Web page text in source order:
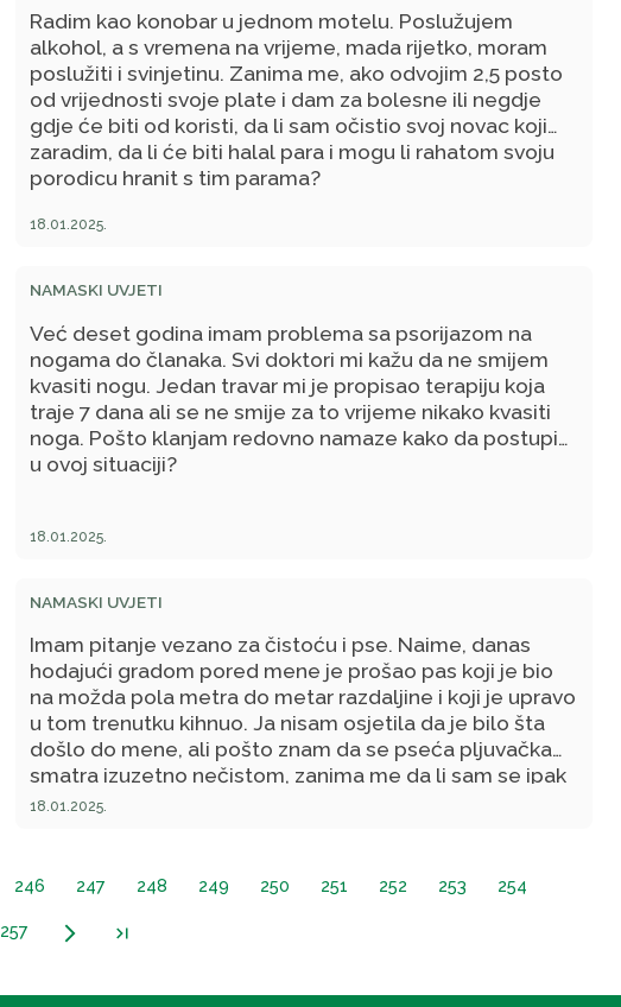
Radim kao konobar u jednom motelu. Poslužujem
alkohol, a s vremena na vrijeme, mada rijetko, moram
poslužiti i svinjetinu. Zanima me, ako odvojim 2,5 posto
od vrijednosti svoje plate i dam za bolesne ili negdje
gdje će biti od koristi, da li sam očistio svoj novac koji
zaradim, da li će biti halal para i mogu li rahatom svoju
porodicu hranit s tim parama?
18.01.2025.
NAMASKI UVJETI
Već deset godina imam problema sa psorijazom na
nogama do članaka. Svi doktori mi kažu da ne smijem
kvasiti nogu. Jedan travar mi je propisao terapiju koja
traje 7 dana ali se ne smije za to vrijeme nikako kvasiti
noga. Pošto klanjam redovno namaze kako da postupim
u ovoj situaciji?
18.01.2025.
NAMASKI UVJETI
Imam pitanje vezano za čistoću i pse. Naime, danas
hodajući gradom pored mene je prošao pas koji je bio
na možda pola metra do metar razdaljine i koji je upravo
u tom trenutku kihnuo. Ja nisam osjetila da je bilo šta
došlo do mene, ali pošto znam da se pseća pljuvačka
smatra izuzetno nečistom, zanima me da li sam se ipak
trebala očistiti iako nisam sigurna da je ne
odgovoru, Allah dž.š. vas nagradio!
18.01.2025.
246 247 248 249 250 251 252 253 254
257 arrow_forward_ios last_page